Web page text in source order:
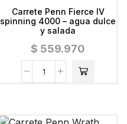
Carrete Penn Fierce IV
spinning 4000 – agua dulce
y salada
$ 559.970